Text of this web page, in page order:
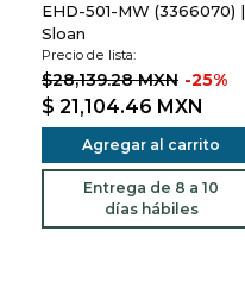
EHD-501-MW (3366070) |
Sloan
Precio de lista:
$28,139.28 MXN -25%
$ 21,104.46 MXN
Agregar al carrito
Entrega de 8 a 10
días hábiles